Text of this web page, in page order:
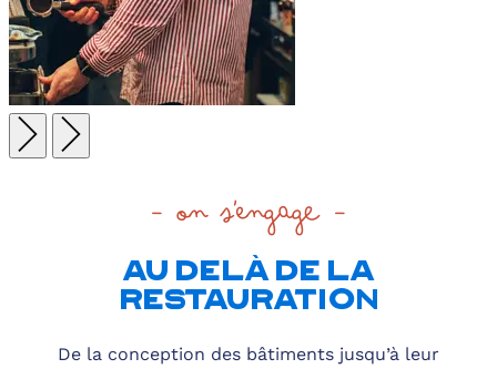
- on s'engage -
AU DELÀ DE LA
RESTAURATION
De la conception des bâtiments jusqu’à leur